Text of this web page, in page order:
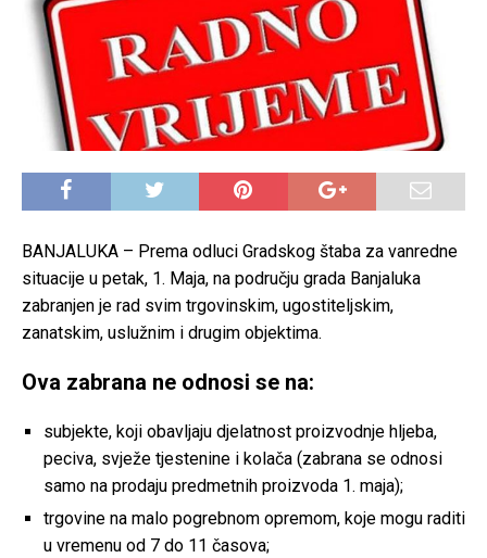
BANJALUKA – Prema odluci Gradskog štaba za vanredne
situacije u petak, 1. Maja, na području grada Banjaluka
zabranjen je rad svim trgovinskim, ugostiteljskim,
zanatskim, uslužnim i drugim objektima.
Ova zabrana ne odnosi se na:
subjekte, koji obavljaju djelatnost proizvodnje hljeba,
peciva, svježe tjestenine i kolača (zabrana se odnosi
samo na prodaju predmetnih proizvoda 1. maja);
trgovine na malo pogrebnom opremom, koje mogu raditi
u vremenu od 7 do 11 časova;